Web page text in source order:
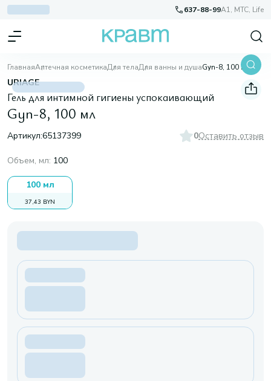
637-88-99A1, МТС, Life
ГлавнаяАптечная косметикаДля телаДля ванны и душаGyn-8, 100 мл
URIAGE
Гель для интимной гигиены успокаивающий
Gyn-8, 100 мл
Артикул:65137399 0Оставить отзыв
Объем, мл: 100
100 мл
37,43 BYN